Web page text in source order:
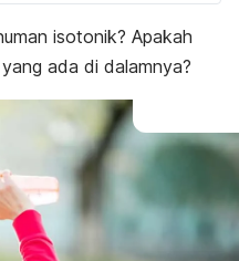
isotonik? Apakah
ada di dalamnya?